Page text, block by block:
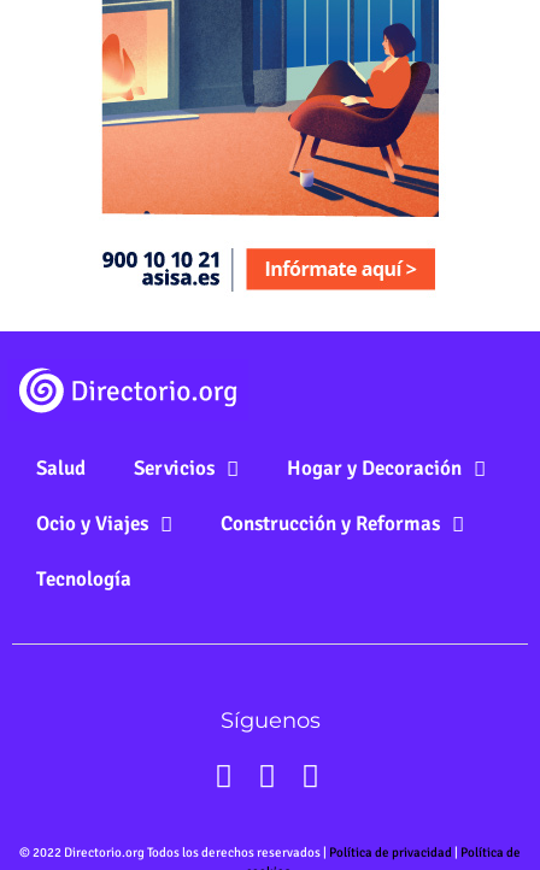
Salud Servicios Hogar y Decoración
Ocio y Viajes Construcción y Reformas
Tecnología
Síguenos
© 2022 Directorio.org Todos los derechos reservados | Política de privacidad | Política de